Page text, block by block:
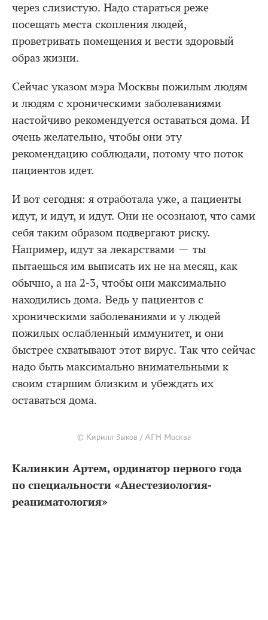
через слизистую. Надо стараться реже
посещать места скопления людей,
проветривать помещения и вести здоровый
образ жизни.
Сейчас указом мэра Москвы пожилым людям
и людям с хроническими заболеваниями
настойчиво рекомендуется оставаться дома. И
очень желательно, чтобы они эту
рекомендацию соблюдали, потому что поток
пациентов идет.
И вот сегодня: я отработала уже, а пациенты
идут, и идут, и идут. Они не осознают, что сами
себя таким образом подвергают риску.
Например, идут за лекарствами — ты
пытаешься им выписать их не на месяц, как
обычно, а на 2-3, чтобы они максимально
находились дома. Ведь у пациентов с
хроническими заболеваниями и у людей
пожилых ослабленный иммунитет, и они
быстрее схватывают этот вирус. Так что сейчас
надо быть максимально внимательными к
своим старшим близким и убеждать их
оставаться дома.
© Кирилл Зыков / АГН Москва
Калинкин Артем, ординатор первого года
по специальности «Анестезиология-
реаниматология»